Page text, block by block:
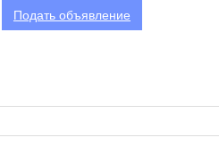
Подать объявление